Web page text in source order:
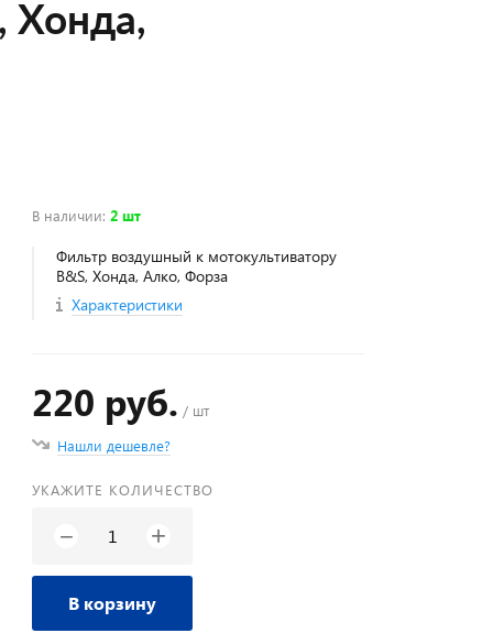
Хонда,
В наличии:2 шт
Фильтр воздушный к мотокультиватору
B&S, Хонда, Алко, Форза
Характеристики
220 руб. / шт
Нашли дешевле?
УКАЖИТЕ КОЛИЧЕСТВО
− +
В корзину